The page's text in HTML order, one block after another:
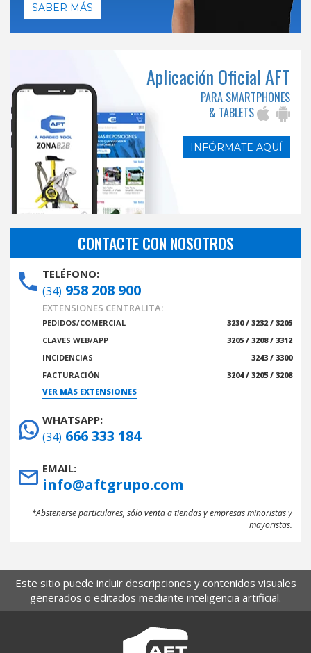
SABER MÁS
Aplicación Oficial AFT
PARA SMARTPHONES
& TABLETS
INFÓRMATE AQUÍ
CONTACTE CON NOSOTROS
TELÉFONO:
(34) 958 208 900
EXTENSIONES CENTRALITA:
PEDIDOS/COMERCIAL
3230 / 3232 / 3205
CLAVES WEB/APP
3205 / 3208 / 3312
INCIDENCIAS
3243 / 3300
FACTURACIÓN
3204 / 3205 / 3208
VER MÁS EXTENSIONES
WHATSAPP:
(34) 666 333 184
EMAIL:
info@aftgrupo.com
*Abstenerse particulares, sólo venta a tiendas y empresas minoristas y
mayoristas.
Este sitio puede incluir descripciones y contenidos visuales
generados o editados mediante inteligencia artificial.